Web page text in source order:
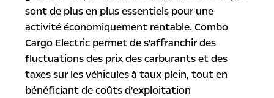
sont de plus en plus essentiels pour une
activité économiquement rentable. Combo
Cargo Electric permet de s'affranchir des
fluctuations des prix des carburants et des
taxes sur les véhicules à taux plein, tout en
bénéficiant de coûts d'exploitation